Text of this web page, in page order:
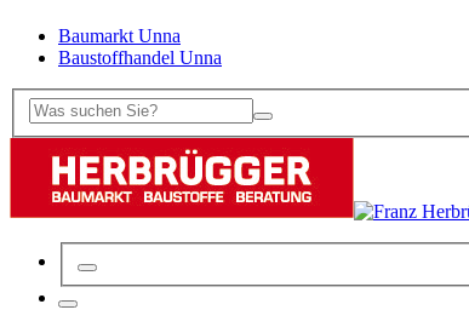
Baumarkt Unna
Baustoffhandel Unna